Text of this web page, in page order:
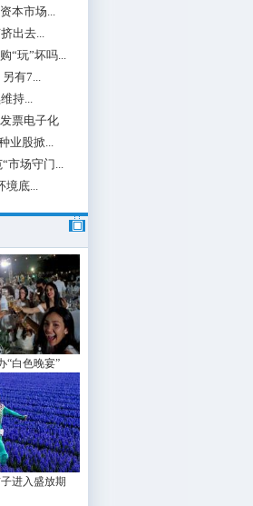
本市场...
出去...
“玩”坏吗...
有7...
持...
票电子化
业股掀...
市场守门...
境底...
“白色晚宴”
进入盛放期